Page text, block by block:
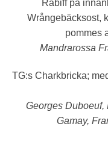
Råbiff på
Wrångebäcksost,
pommes
Mandrarossa
TG:s Charkbricka;
Georges
Gamay,
cookies används
för att leverera
besökare med
annonser baserat
och analysera
annonskampanjen.